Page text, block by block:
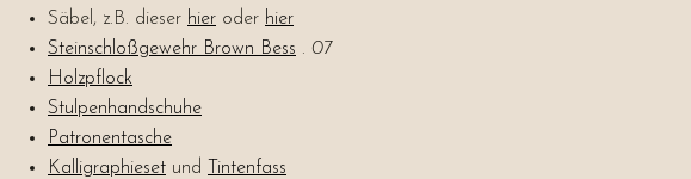
Säbel, z.B. dieser hier oder hier
Steinschloßgewehr Brown Bess . 07
Holzpflock
Stulpenhandschuhe
Patronentasche
Kalligraphieset und
Tintenfass